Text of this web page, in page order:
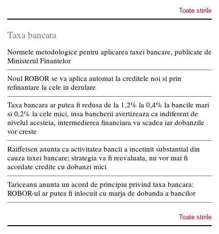
Toate stirile
Taxa bancara
Normele metodologice pentru aplicarea taxei bancare, publicate de
Ministerul Finantelor
Noul ROBOR se va aplica automat la creditele noi si prin
refinantare la cele in derulare
Taxa bancara ar putea fi redusa de la 1,2% la 0,4% la bancile mari
si 0,2% la cele mici, insa bancherii avertizeaza ca indiferent de
nivelul acesteia, intermedierea financiara va scadea iar dobanzile
vor creste
Raiffeisen anunta ca activitatea bancii a incetinit substantial din
cauza taxei bancare; strategia va fi reevaluata, nu vor mai fi
acordate credite cu dobanzi mici
Tariceanu anunta un acord de principiu privind taxa bancara:
ROBOR-ul ar putea fi inlocuit cu marja de dobanda a bancilor
Toate stirile